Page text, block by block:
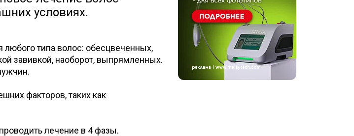
условиях.
любого типа волос: обесцвеченных,
завивкой, наоборот, выпрямленных.
факторов, таких как
лечение в 4 фазы.